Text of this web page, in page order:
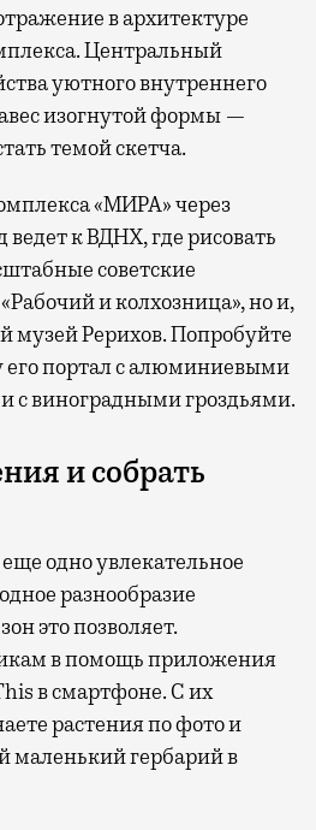
в архитектуре
Центральный
уютного внутреннего
изогнутой формы —
темой скетча.
«МИРА» через
к ВДНХ, где рисовать
советские
и колхозница», но и,
музей Рерихов. Попробуйте
его портал с алюминиевыми
с виноградными гроздьями.
и собрать
одно увлекательное
разнообразие
это позволяет.
в помощь приложения
в смартфоне. С их
растения по фото и
маленький гербарий в